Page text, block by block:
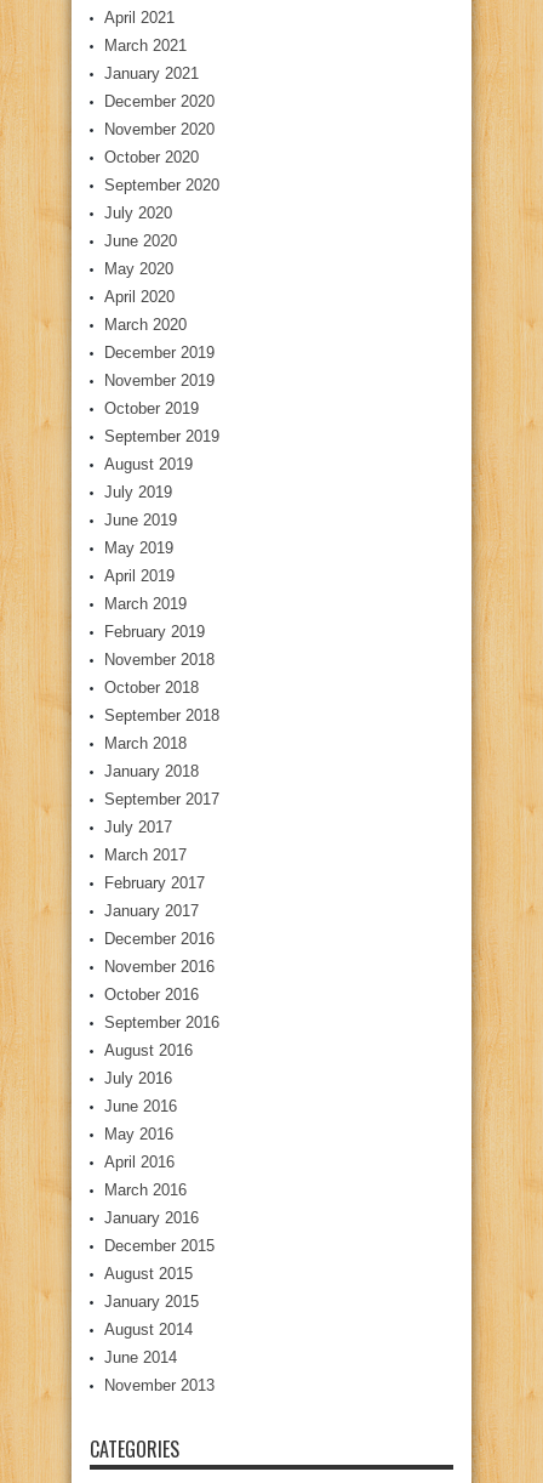
April 2021
March 2021
January 2021
December 2020
November 2020
October 2020
September 2020
July 2020
June 2020
May 2020
April 2020
March 2020
December 2019
November 2019
October 2019
September 2019
August 2019
July 2019
June 2019
May 2019
April 2019
March 2019
February 2019
November 2018
October 2018
September 2018
March 2018
January 2018
September 2017
July 2017
March 2017
February 2017
January 2017
December 2016
November 2016
October 2016
September 2016
August 2016
July 2016
June 2016
May 2016
April 2016
March 2016
January 2016
December 2015
August 2015
January 2015
August 2014
June 2014
November 2013
CATEGORIES